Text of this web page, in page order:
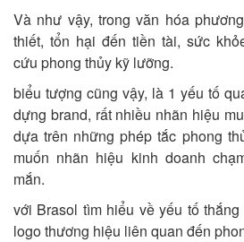
Và như vậy, trong văn hóa
thiết, tổn hại đến tiền tài, sức
cứu phong thủy kỹ lưỡng.
biểu tượng cũng vậy, là 1 yếu tố
dựng brand, rất nhiều nhãn hiệu
dựa trên những phép tắc phong
muốn nhãn hiệu kinh doanh
mắn.
với Brasol tìm hiểu về yếu tố
logo thương hiệu liên quan đến